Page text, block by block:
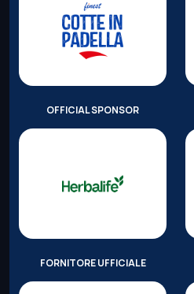
OFFICIAL SPONSOR
FORNITORE UFFICIALE